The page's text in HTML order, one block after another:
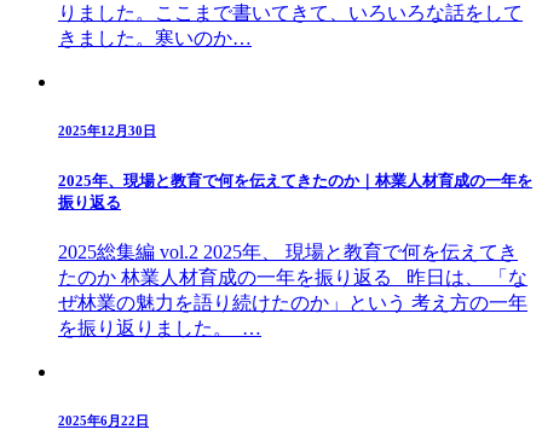
りました。ここまで書いてきて、いろいろな話をして
きました。寒いのか…
2025年12月30日
2025年、現場と教育で何を伝えてきたのか｜林業人材育成の一年を
振り返る
2025総集編 vol.2 2025年、 現場と教育で何を伝えてき
たのか 林業人材育成の一年を振り返る 昨日は、 「な
ぜ林業の魅力を語り続けたのか」という 考え方の一年
を振り返りました。 …
2025年6月22日